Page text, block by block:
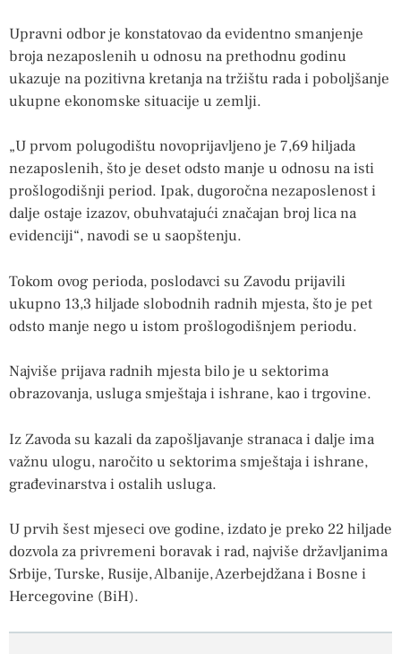
Upravni odbor je konstatovao da evidentno smanjenje
broja nezaposlenih u odnosu na prethodnu godinu
ukazuje na pozitivna kretanja na tržištu rada i poboljšanje
ukupne ekonomske situacije u zemlji.
„U prvom polugodištu novoprijavljeno je 7,69 hiljada
nezaposlenih, što je deset odsto manje u odnosu na isti
prošlogodišnji period. Ipak, dugoročna nezaposlenost i
dalje ostaje izazov, obuhvatajući značajan broj lica na
evidenciji“, navodi se u saopštenju.
Tokom ovog perioda, poslodavci su Zavodu prijavili
ukupno 13,3 hiljade slobodnih radnih mjesta, što je pet
odsto manje nego u istom prošlogodišnjem periodu.
Najviše prijava radnih mjesta bilo je u sektorima
obrazovanja, usluga smještaja i ishrane, kao i trgovine.
Iz Zavoda su kazali da zapošljavanje stranaca i dalje ima
važnu ulogu, naročito u sektorima smještaja i ishrane,
građevinarstva i ostalih usluga.
U prvih šest mjeseci ove godine, izdato je preko 22 hiljade
dozvola za privremeni boravak i rad, najviše državljanima
Srbije, Turske, Rusije, Albanije, Azerbejdžana i Bosne i
Hercegovine (BiH).